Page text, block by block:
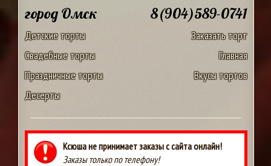
город Омск
Детские торты
Свадебные торты
Праздничные торты
Десерты
8(904)589-0741
Заказать торт
Главная
Вкусы тортов
Ксюша не принимает заказы с сайта онлайн!
Заказы только по телефону!